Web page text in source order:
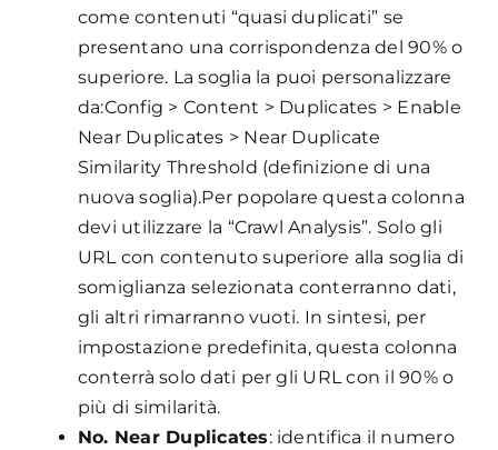
come contenuti “quasi duplicati” se
presentano una corrispondenza del 90% o
superiore. La soglia la puoi personalizzare
da:Config > Content > Duplicates > Enable
Near Duplicates > Near Duplicate
Similarity Threshold (definizione di una
nuova soglia).Per popolare questa colonna
devi utilizzare la “Crawl Analysis”. Solo gli
URL con contenuto superiore alla soglia di
somiglianza selezionata conterranno dati,
gli altri rimarranno vuoti. In sintesi, per
impostazione predefinita, questa colonna
conterrà solo dati per gli URL con il 90% o
più di similarità.
No. Near Duplicates: identifica il numero